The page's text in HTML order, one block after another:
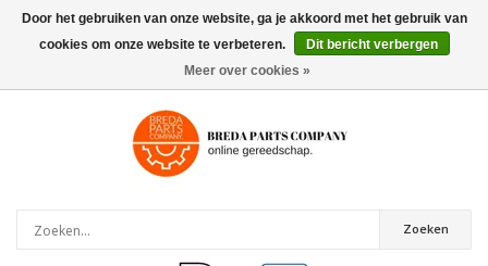
0artikelen
Zoeken
Door het gebruiken van onze website, ga je akkoord met het gebruik van
cookies om onze website te verbeteren.
Dit bericht verbergen
Meer over cookies »